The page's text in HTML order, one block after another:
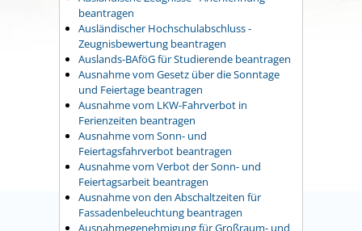
beantragen
Ausländischer Hochschulabschluss -
Zeugnisbewertung beantragen
Auslands-BAföG für Studierende beantragen
Ausnahme vom Gesetz über die Sonntage
und Feiertage beantragen
Ausnahme vom LKW-Fahrverbot in
Ferienzeiten beantragen
Ausnahme vom Sonn- und
Feiertagsfahrverbot beantragen
Ausnahme vom Verbot der Sonn- und
Feiertagsarbeit beantragen
Ausnahme von den Abschaltzeiten für
Fassadenbeleuchtung beantragen
Ausnahmegenehmigung für Großraum- und